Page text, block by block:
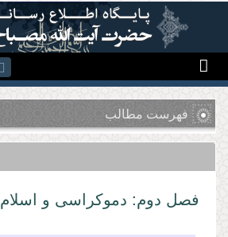
رفتن به محتوای اصلی
فهرست مطالب
فصل دوم: دموكراسى و اسلام